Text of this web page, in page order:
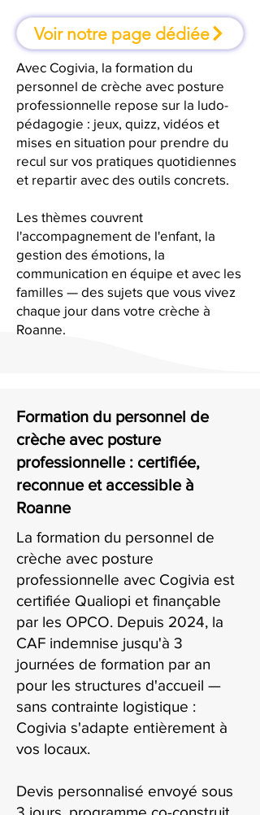
Voir notre page dédiée
Avec Cogivia, la formation du
personnel de crèche avec posture
professionnelle repose sur la ludo-
pédagogie : jeux, quizz, vidéos et
mises en situation pour prendre du
recul sur vos pratiques quotidiennes
et repartir avec des outils concrets.
Les thèmes couvrent
l'accompagnement de l'enfant, la
gestion des émotions, la
communication en équipe et avec les
familles — des sujets que vous vivez
chaque jour dans votre crèche à
Roanne.
Formation du personnel de
crèche avec posture
professionnelle : certifiée,
reconnue et accessible à
Roanne
La formation du personnel de
crèche avec posture
professionnelle avec Cogivia est
certifiée Qualiopi et finançable
par les OPCO. Depuis 2024, la
CAF indemnise jusqu'à 3
journées de formation par an
pour les structures d'accueil —
sans contrainte logistique :
Cogivia s'adapte entièrement à
vos locaux.
Devis personnalisé envoyé sous